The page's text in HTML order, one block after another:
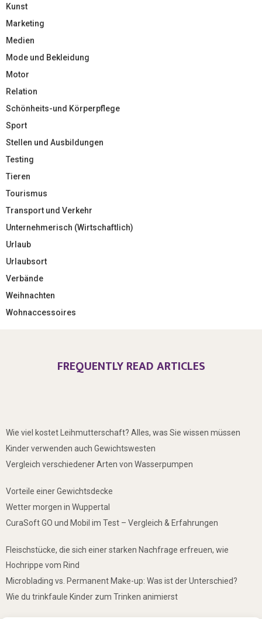
Kunst
Marketing
Medien
Mode und Bekleidung
Motor
Relation
Schönheits-und Körperpflege
Sport
Stellen und Ausbildungen
Testing
Tieren
Tourismus
Transport und Verkehr
Unternehmerisch (Wirtschaftlich)
Urlaub
Urlaubsort
Verbände
Weihnachten
Wohnaccessoires
FREQUENTLY READ ARTICLES
Wie viel kostet Leihmutterschaft? Alles, was Sie wissen müssen
Kinder verwenden auch Gewichtswesten
Vergleich verschiedener Arten von Wasserpumpen
Vorteile einer Gewichtsdecke
Wetter morgen in Wuppertal
CuraSoft GO und Mobil im Test – Vergleich & Erfahrungen
Fleischstücke, die sich einer starken Nachfrage erfreuen, wie
Hochrippe vom Rind
Microblading vs. Permanent Make-up: Was ist der Unterschied?
Wie du trinkfaule Kinder zum Trinken animierst